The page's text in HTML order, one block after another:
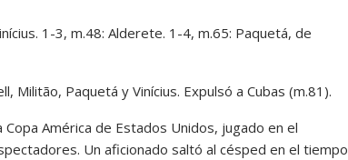
1-3, m.48: Alderete. 1-4, m.65: Paquetá, de
Militão, Paquetá y Vinícius. Expulsó a Cubas (m.81).
América de Estados Unidos, jugado en el
Un aficionado saltó al césped en el tiempo